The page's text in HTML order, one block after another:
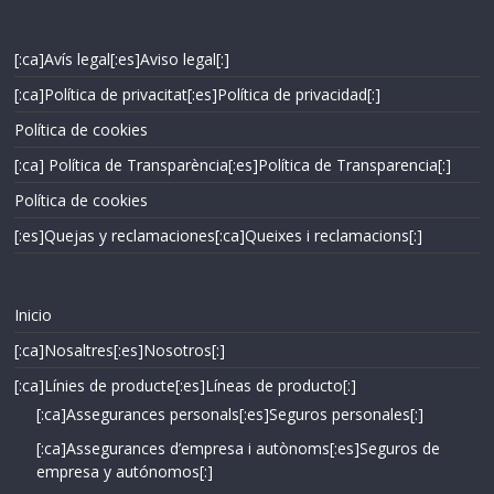
[:ca]Avís legal[:es]Aviso legal[:]
[:ca]Política de privacitat[:es]Política de privacidad[:]
Política de cookies
[:ca] Política de Transparència[:es]Política de Transparencia[:]
Política de cookies
[:es]Quejas y reclamaciones[:ca]Queixes i reclamacions[:]
Inicio
[:ca]Nosaltres[:es]Nosotros[:]
[:ca]Línies de producte[:es]Líneas de producto[:]
[:ca]Assegurances personals[:es]Seguros personales[:]
[:ca]Assegurances d’empresa i autònoms[:es]Seguros de
empresa y autónomos[:]